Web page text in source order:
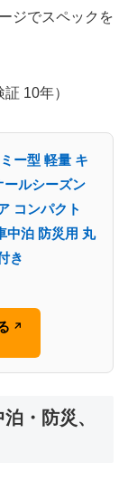
ジでスペックを
10年）
ー型 軽量 キ
ルシーズン
コンパクト
中泊 防災用 丸
き
↗
・防災、